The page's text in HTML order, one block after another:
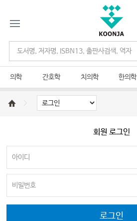
의학 간호학 치의학 한의학
회원 로그인